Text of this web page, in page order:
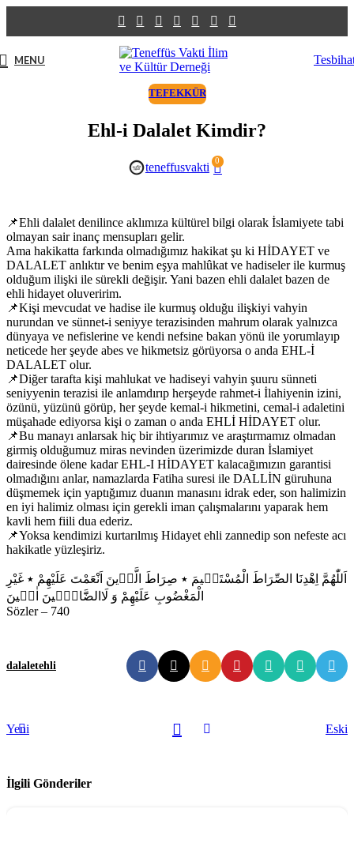
MENU
TEFEKKÜR
Ehl-i Dalalet Kimdir?
teneffusvakti 0
📌Ehli dalalet denilince aklımıza kültürel bilgi olarak İslamiyete tabi
olmayan sair inanç mensupları gelir.
Ama hakikatta farkında olmadığımız hakikat şu ki HİDAYET ve
DALALET anlıktır ve benim eşya mahlûkat ve hadiseler ile kurmuş
olduğum ilişki ile sürekli değişir. Yani bazen ehli dalalet bazen de
ehli hidayet oluveririm.
📌Kişi mevcudat ve hadise ile kurmuş olduğu ilişkiyi vahyin
nurundan ve sünnet-i seniyye terazisinden mahrum olarak yalnızca
dünyaya ve nefislerine ve kendi nefsine bakan yönü ile yorumlayıp
neticede her şeyde abes ve hikmetsiz görüyorsa o anda EHL-İ
DALALET olur.
📌Diğer tarafta kişi mahlukat ve hadiseyi vahyin şuuru sünneti
seniyyenin terazisi ile anlamdırıp herşeyde rahmet-i İlahiyenin izini,
özünü, yüzünü görüp, her şeyde kemal-i hikmetini, cemal-i adaletini
müşahade ediyorsa kişi o zaman o anda EHLİ HİDAYET olur.
📌Bu manayı anlarsak hiç bir ihtiyarımız ve araştırmamız olmadan
girmiş olduğumuz miras nevinden üzerimizde duran İslamiyet
dairesinde ölene kadar EHL-I HİDAYET kalacağımızın garantisi
olmadığını anlar, namazlarda Fatiha suresi ile DALLİN güruhuna
düşmemek için yaptığımız duanın manasını idrak eder, son halimizin
en iyi halimiz olması için gerekli iman çalışmalarını yaparak hem
kavli hem fiili dua ederiz.
📌Yoksa kendimizi kurtarılmış Hidayet ehli zannedip son nefeste acı
hakikatle yüzleşiriz.
اَللّٰهُمَّ اِهْدِنَا الصِّرَاطَ الْمُسْتَق۪يمَ ٭ صِرَاطَ الَّذ۪ينَ اَنْعَمْتَ عَلَيْهِمْ ٭ غَيْرِ
الْمَغْضُوبِ عَلَيْهِمْ وَ لَاالضَّٓالّ۪ينَ اٰم۪ينَ
Sözler – 740
dalaletehli
Yeni Eski
İlgili Gönderiler